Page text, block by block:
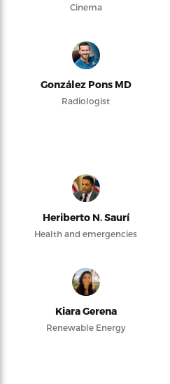
Cinema
González Pons MD
Radiologist
Heriberto N. Saurí
Health and emergencies
Kiara Gerena
Renewable Energy